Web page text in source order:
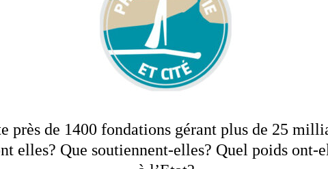
près de 1400 fondations gérant plus de 25
elles? Que soutiennent-elles? Quel poids ont-